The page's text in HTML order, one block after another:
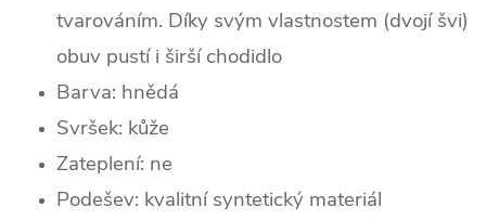
tvarováním. Díky svým vlastnostem (dvojí švi)
obuv pustí i širší chodidlo
Barva: hnědá
Svršek: kůže
Zateplení: ne
Podešev: kvalitní syntetický materiál